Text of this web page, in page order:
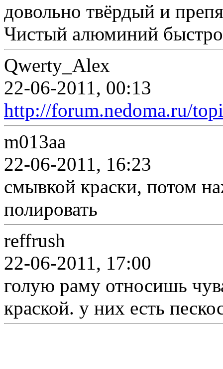
довольно твёрдый и
Чистый алюминий быстро
Qwerty_Alex
22-06-2011, 00:13
http://forum.nedoma.ru/
m013aa
22-06-2011, 16:23
смывкой краски, потом
полировать
reffrush
22-06-2011, 17:00
голую раму относишь
краской. у них есть